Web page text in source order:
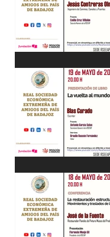
"La Gestión de la
la Península en el
Contreras
"La vuelta al
manicomios" por
19/05/